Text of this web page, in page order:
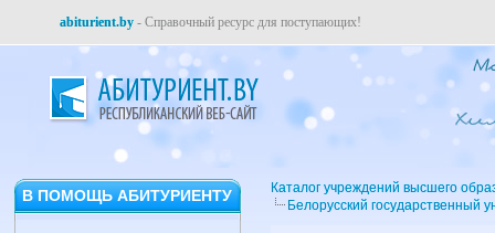
abiturient.by - Справочный ресурс для поступающих!
В ПОМОЩЬ АБИТУРИЕНТУ
Каталог учреждений высшего
Белорусский государственный